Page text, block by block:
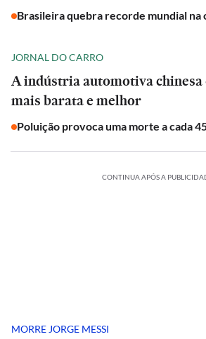
Brasileira quebra recorde mundial na
JORNAL DO CARRO
A indústria automotiva chinesa
mais barata e melhor
Poluição provoca uma morte a cada
CONTINUA APÓS A
MORRE JORGE MESSI